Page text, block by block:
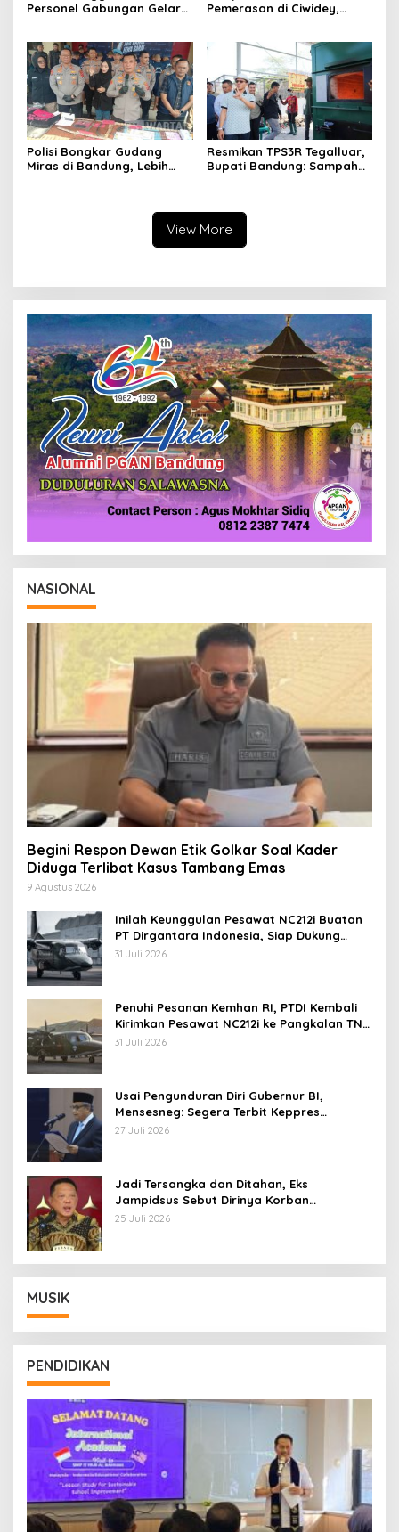
Personel Gabungan Gelar
Pemerasan di Ciwidey,
Polisi Bongkar Gudang
Miras di Bandung, Lebih
Resmikan TPS3R Tegalluar,
Bupati Bandung: Sampah
View More
NASIONAL
Begini Respon Dewan Etik Golkar Soal Kader
Diduga Terlibat Kasus Tambang Emas
9 Agustus 2026
Inilah Keunggulan Pesawat NC212i Buatan
PT Dirgantara Indonesia, Siap Dukung
Berbagai Operasi TNI
31 Juli 2026
Penuhi Pesanan Kemhan RI, PTDI Kembali
Kirimkan Pesawat NC212i ke Pangkalan TNI
AU
31 Juli 2026
Usai Pengunduran Diri Gubernur BI,
Mensesneg: Segera Terbit Keppres
Pemberhentian dengan Hormat
27 Juli 2026
Jadi Tersangka dan Ditahan, Eks
Jampidsus Sebut Dirinya Korban
Kriminalisasi
25 Juli 2026
MUSIK
PENDIDIKAN